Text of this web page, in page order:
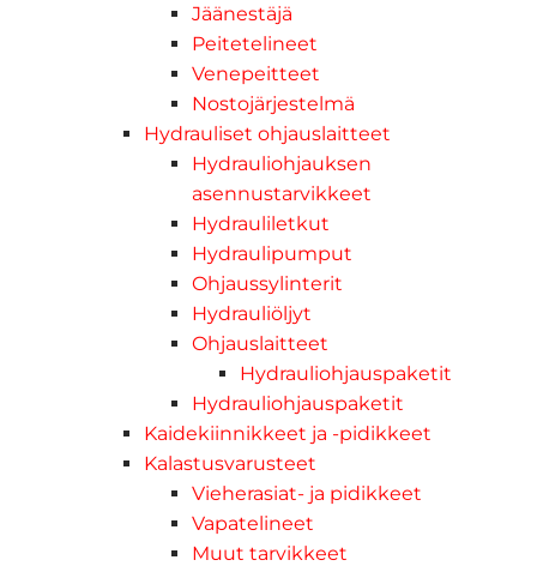
Jäänestäjä
Peitetelineet
Venepeitteet
Nostojärjestelmä
Hydrauliset ohjauslaitteet
Hydrauliohjauksen
asennustarvikkeet
Hydrauliletkut
Hydraulipumput
Ohjaussylinterit
Hydrauliöljyt
Ohjauslaitteet
Hydrauliohjauspaketit
Hydrauliohjauspaketit
Kaidekiinnikkeet ja -pidikkeet
Kalastusvarusteet
Vieherasiat- ja pidikkeet
Vapatelineet
Muut tarvikkeet